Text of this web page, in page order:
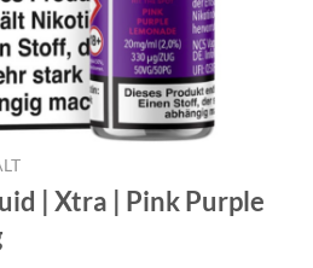
| Xtra | Pink Purple